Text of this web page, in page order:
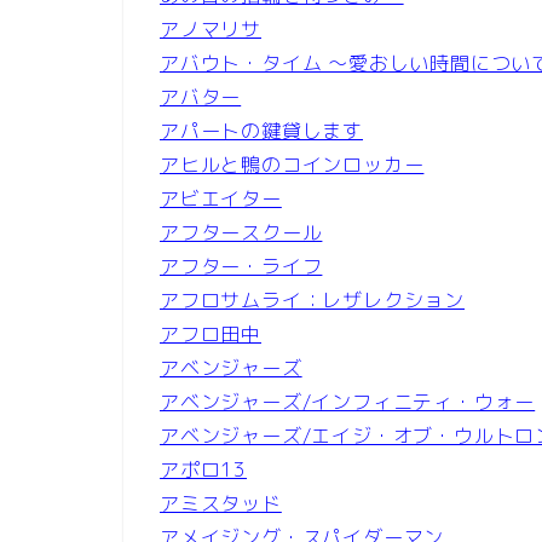
アノマリサ
アバウト・タイム ～愛おしい時間につい
アバター
アパートの鍵貸します
アヒルと鴨のコインロッカー
アビエイター
アフタースクール
アフター・ライフ
アフロサムライ：レザレクション
アフロ田中
アベンジャーズ
アベンジャーズ/インフィニティ・ウォー
アベンジャーズ/エイジ・オブ・ウルトロ
アポロ13
アミスタッド